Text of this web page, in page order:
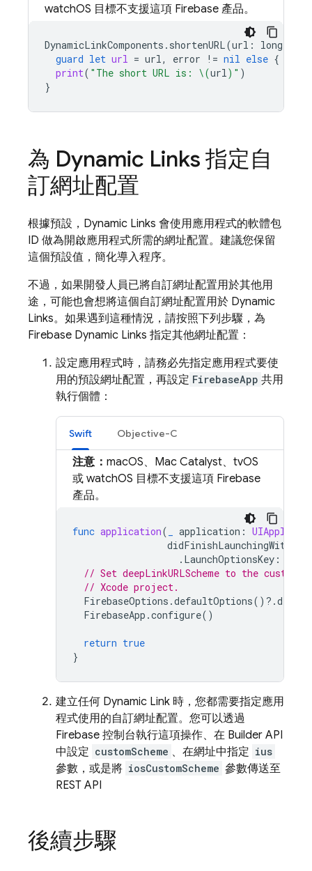
watchOS 目標不支援這項 Firebase 產品。
DynamicLinkComponents . shortenURL(url :
guard let url = url, error != nil else {
print( "The short URL is: \(url) " )
}
為 Dynamic Links 指定自
訂網址配置
根據預設， Dynamic Links 會使用應用程式的軟體包
ID 做為開啟應用程式所需的網址配置。建議您保留
這個預設值，簡化導入程序。
不過，如果開發人員已將自訂網址配置用於其他用
途，可能也會想將這個自訂網址配置用於 Dynamic
Links。如果遇到這種情況，請按照下列步驟，為
Firebase Dynamic Links 指定其他網址配置：
設定應用程式時，請務必先指定應用程式要使
用的預設網址配置，再設定 FirebaseApp 共用
執行個體：
Swift Objective-C
注意： macOS、Mac Catalyst、tvOS
或 watchOS 目標不支援這項 Firebase
產品。
func application( application :
. LaunchOptionsKey :
// Set deepLinkURLScheme to the custom
// Xcode project.
FirebaseOptions .defaultOptions()?.
FirebaseApp .configure()
return true
}
建立任何 Dynamic Link 時，您都需要指定應用
程式使用的自訂網址配置。您可以透過
Firebase 控制台執行這項操作、在 Builder API
中設定 customScheme 、在網址中指定 ius
參數，或是將 iosCustomScheme 參數傳送至
REST API
後續步驟